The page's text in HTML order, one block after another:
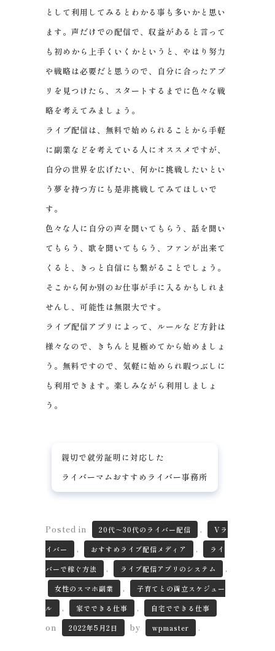
として利用してみるとわかる事も多いかと思い
ます。声だけでの配信で、収益があると言って
も初めから上手くいくかというと、やはり努力
や戦略は必要だと思うので、自分に合ったアプ
リを見つけたら、スタートするまでに色々な戦
略を考えてみましょう。
ライブ配信は、無料で始められることから手軽
に副業などを考えている人にオススメですが、
自分の世界を広げたい、何かに挑戦したいとい
う夢を持つ方にも是非挑戦してみてほしいで
す。
色々な人に自分の声を聞いてもらう、話を聞い
てもらう、歌を聞いてもらう、ファンが出来て
くると、きっと自信にも繋がることでしょう。
そこから何か別のお仕事が手に入るかもしれま
せんし、可能性は無限大です。
ライブ配信アプリによって、ルールなど方針は
様々なので、きちんと見極めてから始めましょ
う。無料ですので、気軽に始められ暇つぶしに
も利用できます。楽しみながら利用しましょ
う。
親切で就労証明に対応した
ライバーマムおすすめライバー事務所
Posted in 20代～30代のライバー配信 ,
Vラ
イバー
, おすすめライブ配信メディア ,
ライ
バーで稼ぐ方法
, ライブ配信アプリのシステム ,
女性のスマホ副業 ,
子育てとの両立スケジュー
ル
, 家でできる仕事 , 自宅でできる仕事
on 2022年5月2日 by wpmaster .